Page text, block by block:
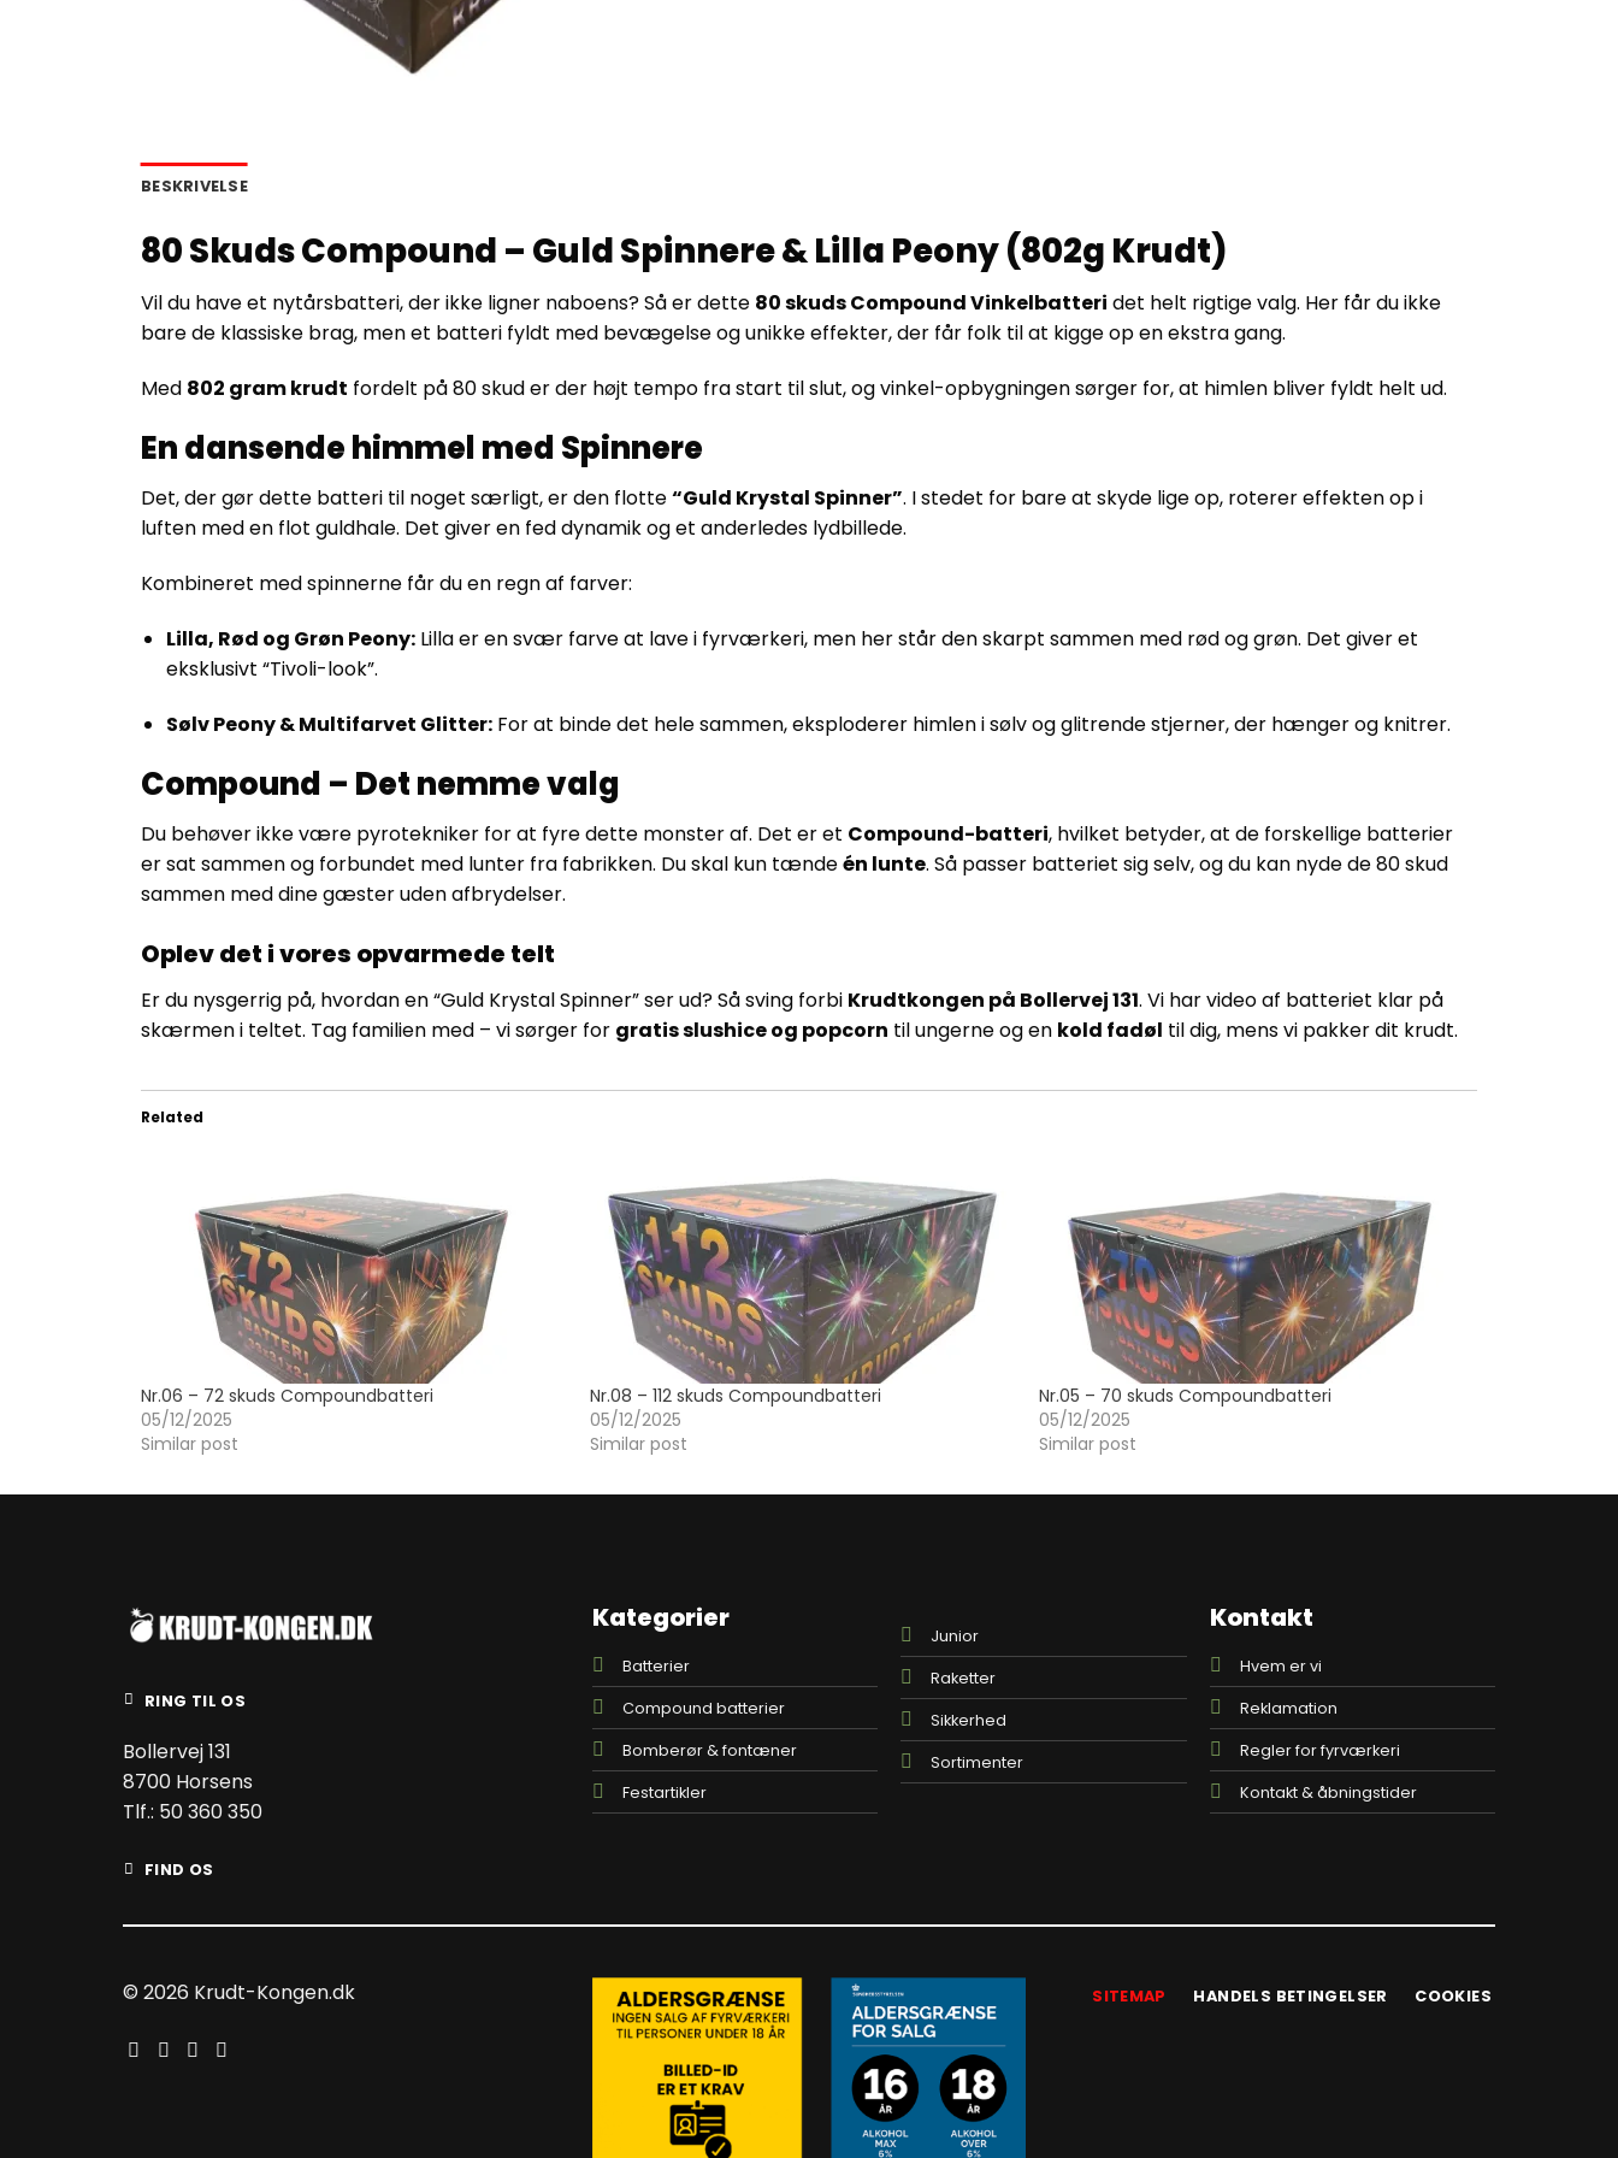
BESKRIVELSE
80 Skuds Compound – Guld Spinnere & Lilla Peony (802g Krudt)
Vil du have et nytårsbatteri, der ikke ligner naboens? Så er dette 80 skuds Compound Vinkelbatteri det helt rigtige valg. Her får du ikke
bare de klassiske brag, men et batteri fyldt med bevægelse og unikke effekter, der får folk til at kigge op en ekstra gang.
Med 802 gram krudt fordelt på 80 skud er der højt tempo fra start til slut, og vinkel-opbygningen sørger for, at himlen bliver fyldt helt ud.
En dansende himmel med Spinnere
Det, der gør dette batteri til noget særligt, er den flotte“Guld Krystal Spinner”. I stedet for bare at skyde lige op, roterer effekten op i
luften med en flot guldhale. Det giver en fed dynamik og et anderledes lydbillede.
Kombineret med spinnerne får du en regn af farver:
Lilla, Rød og Grøn Peony:Lilla er en svær farve at lave i fyrværkeri, men her står den skarpt sammen med rød og grøn. Det giver et
eksklusivt “Tivoli-look”.
Sølv Peony & Multifarvet Glitter:For at binde det hele sammen, eksploderer himlen i sølv og glitrende stjerner, der hænger og knitrer.
Compound – Det nemme valg
Du behøver ikke være pyrotekniker for at fyre dette monster af. Det er et Compound-batteri, hvilket betyder, at de forskellige batterier
er sat sammen og forbundet med lunter fra fabrikken. Du skal kun tændeén lunte. Så passer batteriet sig selv, og du kan nyde de 80 skud
sammen med dine gæster uden afbrydelser.
Oplev det i vores opvarmede telt
Er du nysgerrig på, hvordan en “Guld Krystal Spinner” ser ud? Så sving forbi Krudtkongen på Bollervej 131. Vi har video af batteriet klar på
skærmen i teltet. Tag familien med – vi sørger for gratis slushice og popcorn til ungerne og en kold fadøl til dig, mens vi pakker dit krudt.
Related
Nr.06 – 72 skuds Compoundbatteri
05/12/2025
Similar post
Nr.08 – 112 skuds Compoundbatteri
05/12/2025
Similar post
Nr.05 – 70 skuds Compoundbatteri
05/12/2025
Similar post
RING TIL OS
Bollervej 131
8700 Horsens
Tlf.: 50 360 350
FIND OS
Kategorier
Batterier
Compound batterier
Bomberør & fontæner
Festartikler
Junior
Raketter
Sikkerhed
Sortimenter
Kontakt
Hvem er vi
Reklamation
Regler for fyrværkeri
Kontakt & åbningstider
© 2026 Krudt-Kongen.dk SITEMAP HANDELS BETINGELSER COOKIES